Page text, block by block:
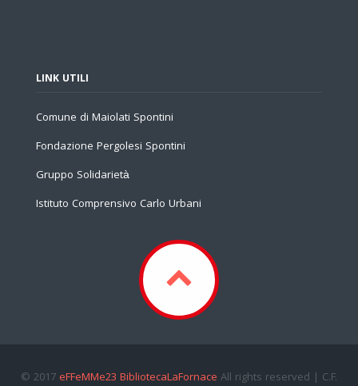
LINK UTILI
Comune di Maiolati Spontini
Fondazione Pergolesi Spontini
Gruppo Solidarietà
Istituto Comprensivo Carlo Urbani
© 2017 eFFeMMe23 BibliotecaLaFornace All rights reserved | C.F.